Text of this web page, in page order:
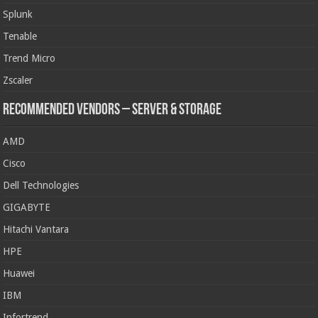
Splunk
Tenable
Trend Micro
Zscaler
Recommended Vendors – Server & Storage
AMD
Cisco
Dell Technologies
GIGABYTE
Hitachi Vantara
HPE
Huawei
IBM